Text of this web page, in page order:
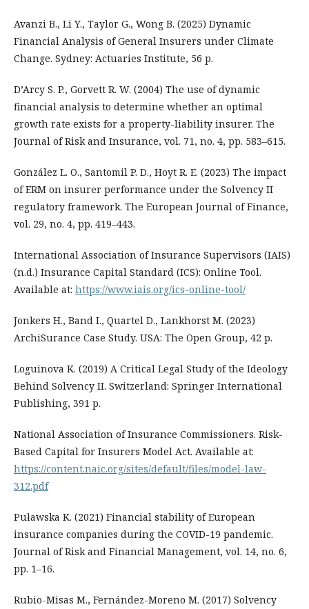
Avanzi B., Li Y., Taylor G., Wong B. (2025) Dynamic
Financial Analysis of General Insurers under Climate
Change. Sydney: Actuaries Institute, 56 p.
D’Arcy S. P., Gorvett R. W. (2004) The use of dynamic
financial analysis to determine whether an optimal
growth rate exists for a property-liability insurer. The
Journal of Risk and Insurance, vol. 71, no. 4, pp. 583–615.
González L. O., Santomil P. D., Hoyt R. E. (2023) The impact
of ERM on insurer performance under the Solvency II
regulatory framework. The European Journal of Finance,
vol. 29, no. 4, pp. 419–443.
International Association of Insurance Supervisors (IAIS)
(n.d.) Insurance Capital Standard (ICS): Online Tool.
Available at: https://www.iais.org/ics-online-tool/
Jonkers H., Band I., Quartel D., Lankhorst M. (2023)
ArchiSurance Case Study. USA: The Open Group, 42 p.
Loguinova K. (2019) A Critical Legal Study of the Ideology
Behind Solvency II. Switzerland: Springer International
Publishing, 391 p.
National Association of Insurance Commissioners. Risk-
Based Capital for Insurers Model Act. Available at:
https://content.naic.org/sites/default/files/model-law-
312.pdf
Puławska K. (2021) Financial stability of European
insurance companies during the COVID-19 pandemic.
Journal of Risk and Financial Management, vol. 14, no. 6,
pp. 1–16.
Rubio-Misas M., Fernández-Moreno M. (2017) Solvency